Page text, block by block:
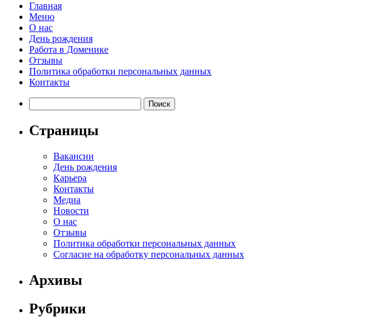
Главная
Меню
О нас
День рождения
Работа в Доменике
Отзывы
Политика обработки персональных данных
Контакты
Страницы
Вакансии
День рождения
Карьера
Контакты
Медиа
Новости
О нас
Отзывы
Политика обработки персональных данных
Согласие на обработку персональных данных
Архивы
Рубрики